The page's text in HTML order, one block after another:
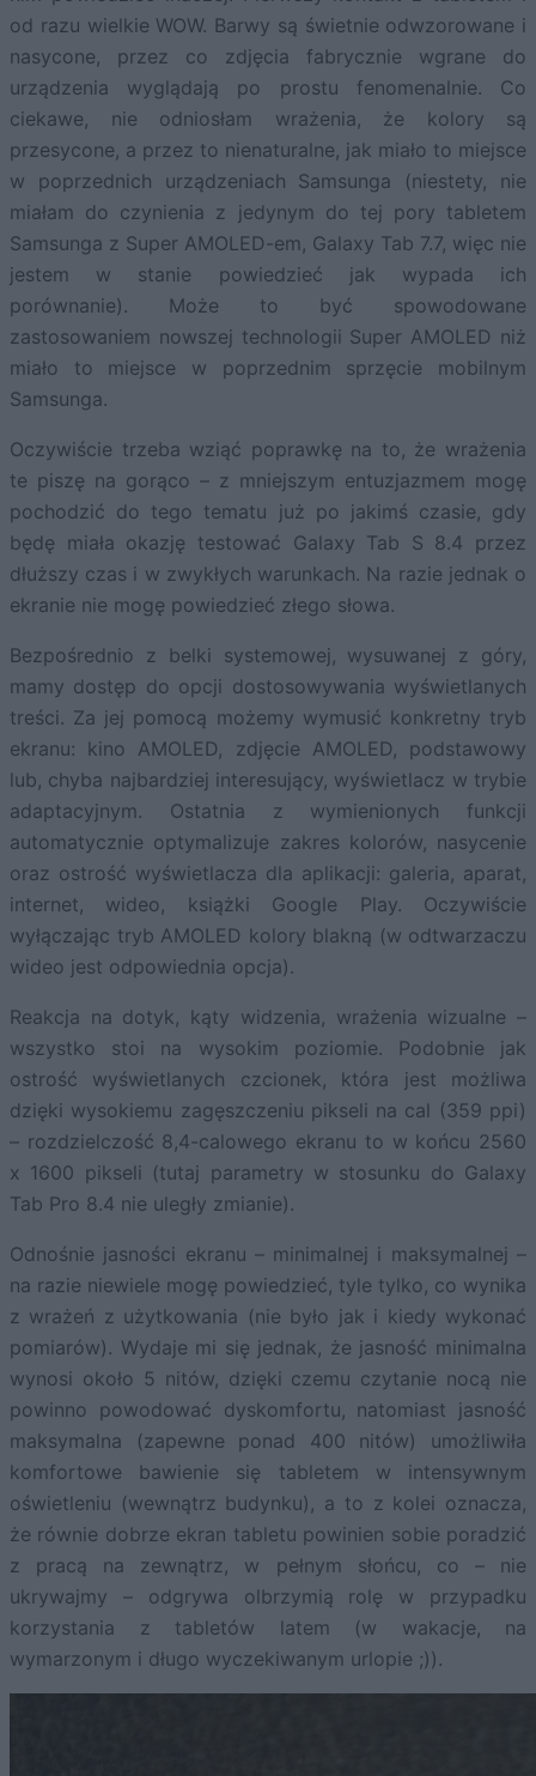
od razu wielkie WOW. Barwy są świetnie odwzorowane i
nasycone, przez co zdjęcia fabrycznie wgrane do
urządzenia wyglądają po prostu fenomenalnie. Co
ciekawe, nie odniosłam wrażenia, że kolory są
przesycone, a przez to nienaturalne, jak miało to miejsce
w poprzednich urządzeniach Samsunga (niestety, nie
miałam do czynienia z jedynym do tej pory tabletem
Samsunga z Super AMOLED-em, Galaxy Tab 7.7, więc nie
jestem w stanie powiedzieć jak wypada ich
porównanie). Może to być spowodowane
zastosowaniem nowszej technologii Super AMOLED niż
miało to miejsce w poprzednim sprzęcie mobilnym
Samsunga.
Oczywiście trzeba wziąć poprawkę na to, że wrażenia
te piszę na gorąco – z mniejszym entuzjazmem mogę
pochodzić do tego tematu już po jakimś czasie, gdy
będę miała okazję testować Galaxy Tab S 8.4 przez
dłuższy czas i w zwykłych warunkach. Na razie jednak o
ekranie nie mogę powiedzieć złego słowa.
Bezpośrednio z belki systemowej, wysuwanej z góry,
mamy dostęp do opcji dostosowywania wyświetlanych
treści. Za jej pomocą możemy wymusić konkretny tryb
ekranu: kino AMOLED, zdjęcie AMOLED, podstawowy
lub, chyba najbardziej interesujący, wyświetlacz w trybie
adaptacyjnym. Ostatnia z wymienionych funkcji
automatycznie optymalizuje zakres kolorów, nasycenie
oraz ostrość wyświetlacza dla aplikacji: galeria, aparat,
internet, wideo, książki Google Play. Oczywiście
wyłączając tryb AMOLED kolory blakną (w odtwarzaczu
wideo jest odpowiednia opcja).
Reakcja na dotyk, kąty widzenia, wrażenia wizualne –
wszystko stoi na wysokim poziomie. Podobnie jak
ostrość wyświetlanych czcionek, która jest możliwa
dzięki wysokiemu zagęszczeniu pikseli na cal (359 ppi)
– rozdzielczość 8,4-calowego ekranu to w końcu 2560
x 1600 pikseli (tutaj parametry w stosunku do Galaxy
Tab Pro 8.4 nie uległy zmianie).
Odnośnie jasności ekranu – minimalnej i maksymalnej –
na razie niewiele mogę powiedzieć, tyle tylko, co wynika
z wrażeń z użytkowania (nie było jak i kiedy wykonać
pomiarów). Wydaje mi się jednak, że jasność minimalna
wynosi około 5 nitów, dzięki czemu czytanie nocą nie
powinno powodować dyskomfortu, natomiast jasność
maksymalna (zapewne ponad 400 nitów) umożliwiła
komfortowe bawienie się tabletem w intensywnym
oświetleniu (wewnątrz budynku), a to z kolei oznacza,
że równie dobrze ekran tabletu powinien sobie poradzić
z pracą na zewnątrz, w pełnym słońcu, co – nie
ukrywajmy – odgrywa olbrzymią rolę w przypadku
korzystania z tabletów latem (w wakacje, na
wymarzonym i długo wyczekiwanym urlopie ;)).